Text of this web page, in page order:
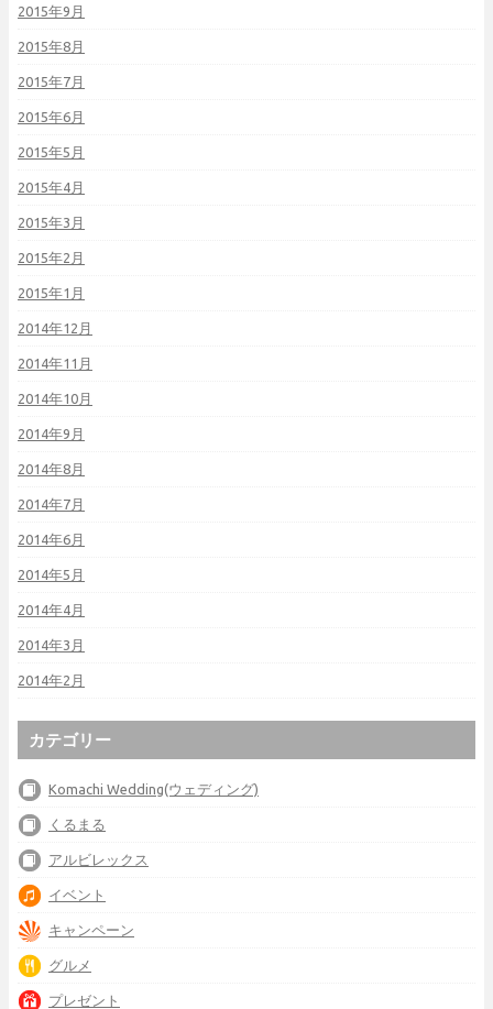
2015年9月
2015年8月
2015年7月
2015年6月
2015年5月
2015年4月
2015年3月
2015年2月
2015年1月
2014年12月
2014年11月
2014年10月
2014年9月
2014年8月
2014年7月
2014年6月
2014年5月
2014年4月
2014年3月
2014年2月
カテゴリー
Komachi Wedding(ウェディング)
くるまる
アルビレックス
イベント
キャンペーン
グルメ
プレゼント